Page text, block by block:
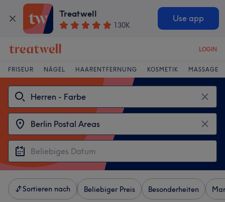
Treatwell
130K
Use app
LOGIN
FRISEUR NÄGEL HAARENTFERNUNG KOSMETIK MASSAGE
Sortieren nach Beliebiger Preis Besonderheiten